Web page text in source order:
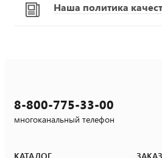
Наша политика
8-800-775-33-00
многоканальный телефон